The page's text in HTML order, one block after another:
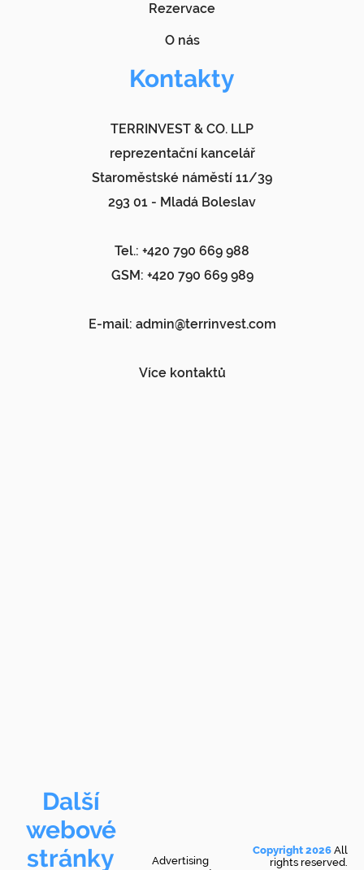
Rezervace
O nás
Kontakty
TERRINVEST & CO. LLP
reprezentační kancelář
Staroměstské náměstí 11/39
293 01 - Mladá Boleslav
Tel.: +420 790 669 988
GSM: +420 790 669 989
E-mail: admin@terrinvest.com
Více kontaktů
Další
webové
stránky
Advertising
Copyright 2026 All
rights reserved.